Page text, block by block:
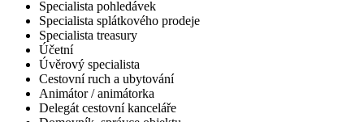
Specialista pohledávek
Specialista splátkového prodeje
Specialista treasury
Účetní
Úvěrový specialista
Cestovní ruch a ubytování
Animátor / animátorka
Delegát cestovní kanceláře